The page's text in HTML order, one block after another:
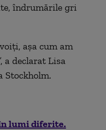
îndrumările gri
așa cum am
a declarat Lisa
Stockholm.
lumi diferite.